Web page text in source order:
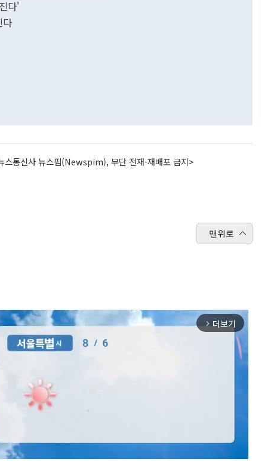
다'
다
스통신사 뉴스핌(Newspim), 무단 전재-재배포 금지>
맨위로
arrow_forward_ios 더보기